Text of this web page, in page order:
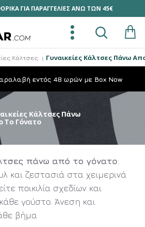
ΓΙΑ ΠΑΡΑΓΓΕΛΙΕΣ ΑΝΩ ΤΩΝ 45€
Κάλτσες Γυναικείες Κάλτσες Πάνω
εντός 48 ωρών με Box Now
Κάλτσες Πάνω
Το Γόνατο
πάνω από το γόνατο:
και ζεστασιά στα χειμερινά
ποικιλία σχεδίων και
γούστο. Άνεση και
βήμα